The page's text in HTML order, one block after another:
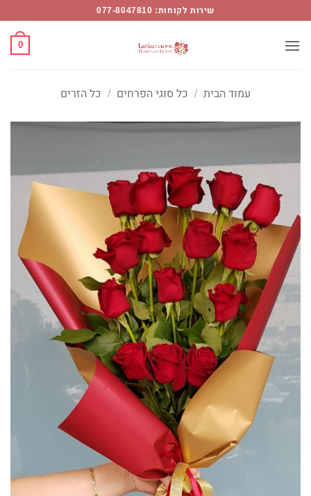
content
שירות לקוחות: 077-8047810
0
עמוד הבית / כל סוגי הפרחים / כל הזרים